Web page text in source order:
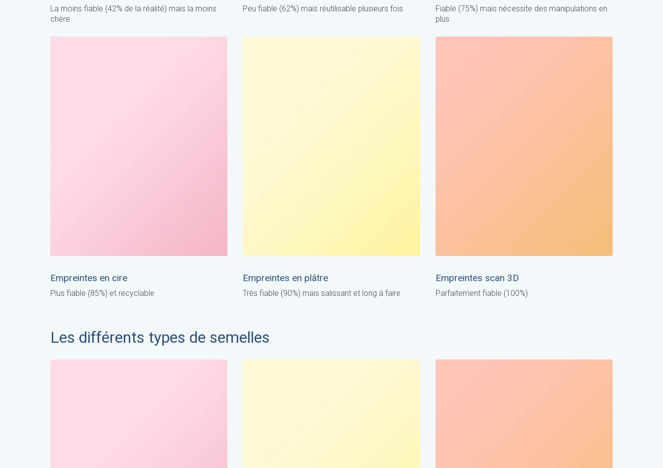
La moins fiable (42% de la réalité) mais la moins
chère
Empreintes en cire
Plus fiable (85%) et recyclable
Peu fiable (62%) mais réutilisable plusieurs fois
Empreintes en plâtre
Très fiable (90%) mais salissant et long à faire
Fiable (75%) mais nécessite des manipulations en
plus
Empreintes scan 3D
Parfaitement fiable (100%)
Les différents types de semelles